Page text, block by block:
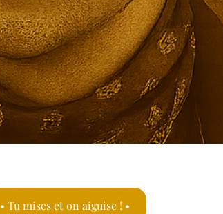
• Tu mises et on aiguise ! •